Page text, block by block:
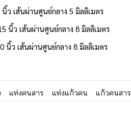
ว เส้นผ่านศูนย์กลาง 5 มิลลิเมตร
นิ้ว เส้นผ่านศูนย์กลาง 8 มิลลิเมตร
นิ้ว เส้นผ่านศูนย์กลาง 8 มิลลิเมตร
แท่งคนสาร แท่งแก้วคน แก้วคนสาร